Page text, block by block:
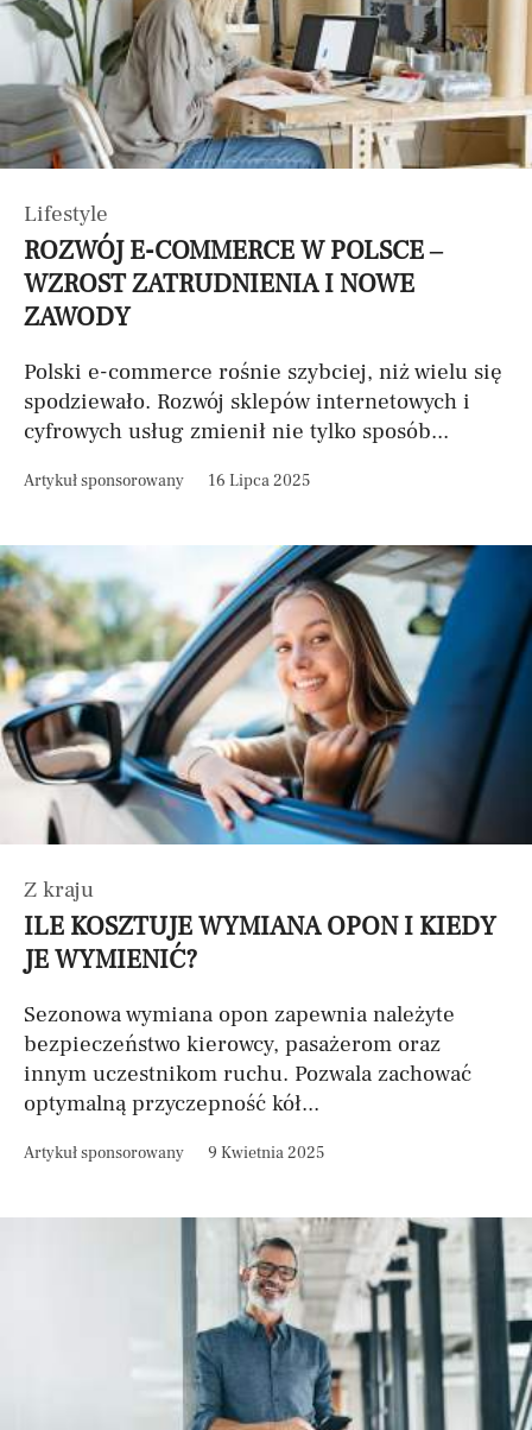
Lifestyle
ROZWÓJ E-COMMERCE W POLSCE –
WZROST ZATRUDNIENIA I NOWE
ZAWODY
Polski e-commerce rośnie szybciej, niż wielu się
spodziewało. Rozwój sklepów internetowych i
cyfrowych usług zmienił nie tylko sposób...
Artykuł sponsorowany 16 Lipca 2025
Z kraju
ILE KOSZTUJE WYMIANA OPON I KIEDY
JE WYMIENIĆ?
Sezonowa wymiana opon zapewnia należyte
bezpieczeństwo kierowcy, pasażerom oraz
innym uczestnikom ruchu. Pozwala zachować
optymalną przyczepność kół...
Artykuł sponsorowany 9 Kwietnia 2025